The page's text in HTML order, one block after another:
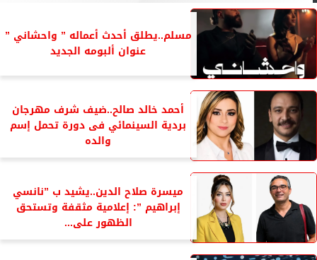
مسلم..يطلق أحدث أعماله ” واحشاني ”
عنوان ألبومه الجديد
أحمد خالد صالح..ضيف شرف مهرجان
بردية السينمائي فى دورة تحمل إسم
والده
ميسرة صلاح الدين..يشيد ب ”نانسي
إبراهيم ”: إعلامية مثقفة وتستحق
الظهور على...